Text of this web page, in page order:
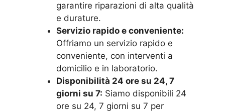
garantire riparazioni di alta qualità
e durature.
Servizio rapido e conveniente:
Offriamo un servizio rapido e
conveniente, con interventi a
domicilio e in laboratorio.
Disponibilità 24 ore su 24, 7
giorni su 7: Siamo disponibili 24
ore su 24, 7 giorni su 7 per